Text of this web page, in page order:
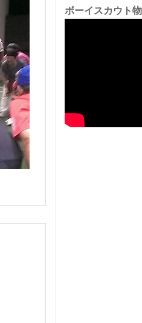
ボーイスカウト